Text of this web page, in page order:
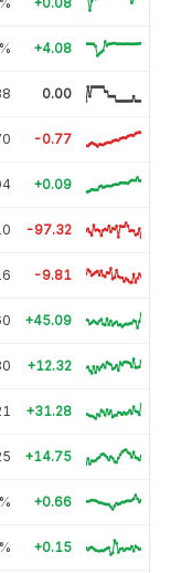
+4.08
0.00
-0.77
+0.09
-97.32
-9.81
+45.09
+12.32
+31.28
+14.75
+0.66
+0.15